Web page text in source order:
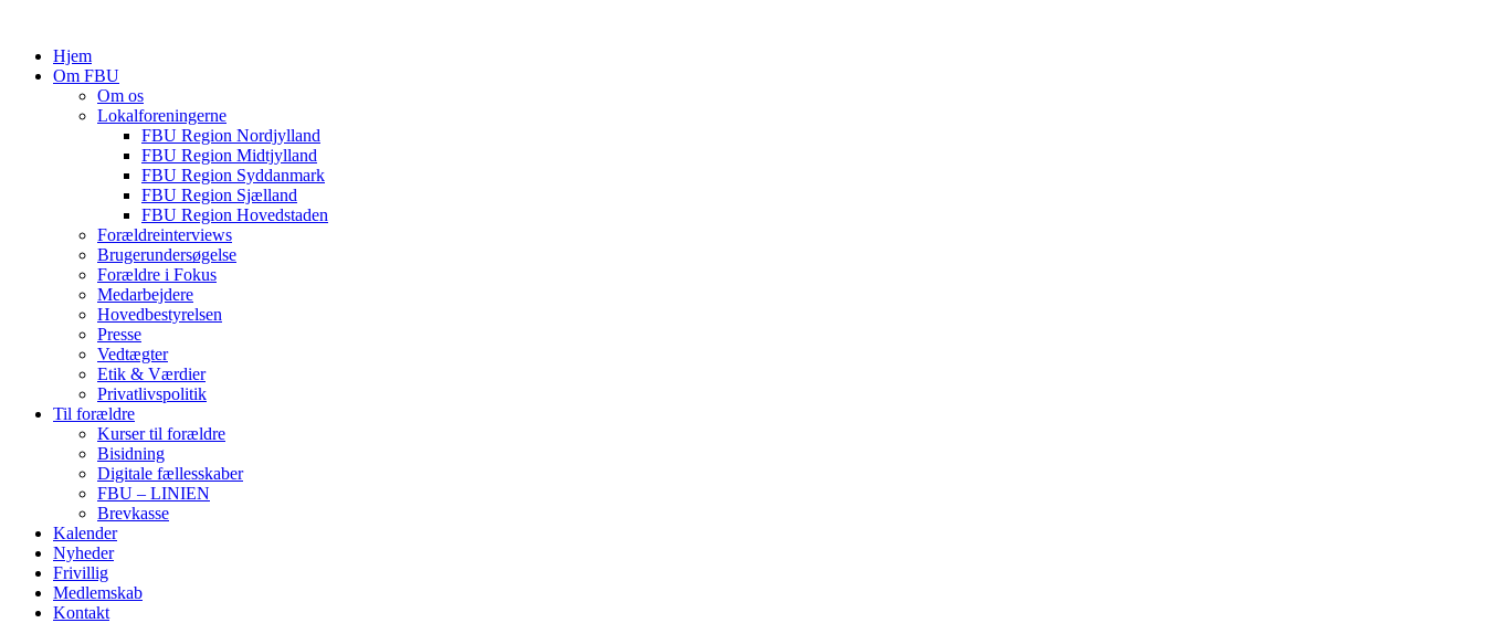
Hjem
Om FBU
Om os
Lokalforeningerne
FBU Region Nordjylland
FBU Region Midtjylland
FBU Region Syddanmark
FBU Region Sjælland
FBU Region Hovedstaden
Forældreinterviews
Brugerundersøgelse
Forældre i Fokus
Medarbejdere
Hovedbestyrelsen
Presse
Vedtægter
Etik & Værdier
Privatlivspolitik
Til forældre
Kurser til forældre
Bisidning
Digitale fællesskaber
FBU – LINIEN
Brevkasse
Kalender
Nyheder
Frivillig
Medlemskab
Kontakt